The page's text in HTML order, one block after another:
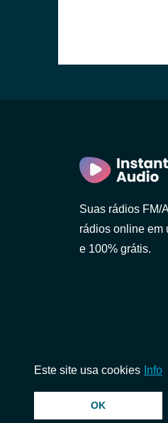
Suas rádios FM/
rádios online em
e 100% grátis.
© 2026 InstantAudio.
Este site usa cookies Info
OK